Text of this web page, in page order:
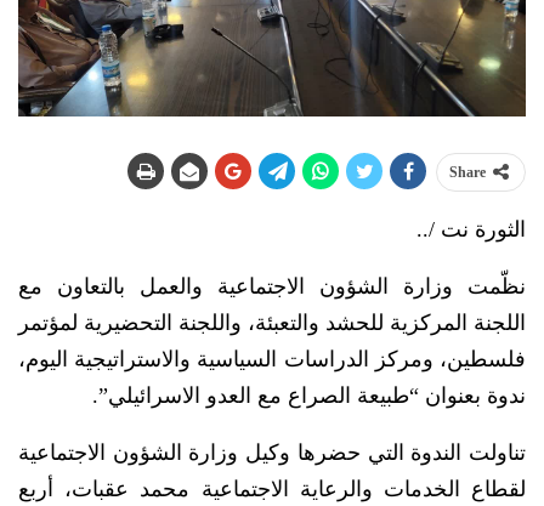
Share
الثورة نت /..
نظّمت وزارة الشؤون الاجتماعية والعمل بالتعاون مع
اللجنة المركزية للحشد والتعبئة، واللجنة التحضيرية لمؤتمر
فلسطين، ومركز الدراسات السياسية والاستراتيجية اليوم،
ندوة بعنوان “طبيعة الصراع مع العدو الاسرائيلي”.
تناولت الندوة التي حضرها وكيل وزارة الشؤون الاجتماعية
لقطاع الخدمات والرعاية الاجتماعية محمد عقبات، أربع